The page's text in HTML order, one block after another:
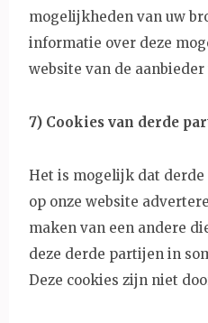
mogelijkheden van uw
informatie over deze
website van de aanbieder
7) Cookies van derde
Het is mogelijk dat derde
op onze website
maken van een andere
deze derde partijen in
Deze cookies zijn niet